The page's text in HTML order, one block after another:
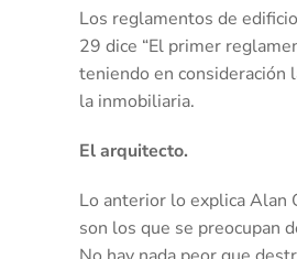
Los reglamentos de
29 dice “El primer
teniendo en consideración
la inmobiliaria.
El arquitecto.
Lo anterior lo explica Alan
son los que se preocupan